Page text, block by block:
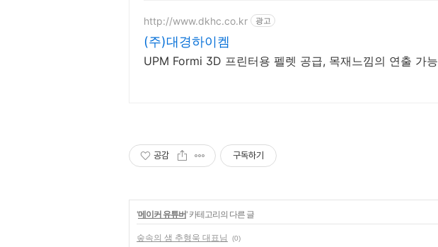
http://www.dkhc.co.kr 광고
(주)대경하이켐
UPM Formi 3D 프린터용 펠렛 공급, 목재느낌의 연출 가능
공감 구독하기
'메이커 유튜버' 카테고리의 다른 글
숲속의 샘 추형욱 대표님 (0)